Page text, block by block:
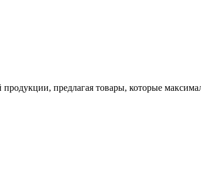
предлагая товары, которые